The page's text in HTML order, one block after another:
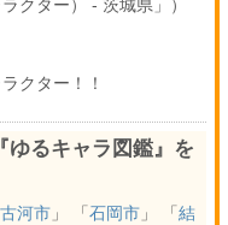
クター） - 茨城県」）
クター！！
るキャラ図鑑』を
古河市」 「 石岡市」 「 結